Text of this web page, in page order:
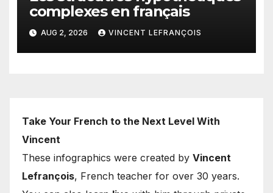
complexes en français
AUG 2, 2026 VINCENT LEFRANÇOIS
Take Your French to the Next Level With
Vincent
These infographics were created by Vincent
Lefrançois, French teacher for over 30 years.